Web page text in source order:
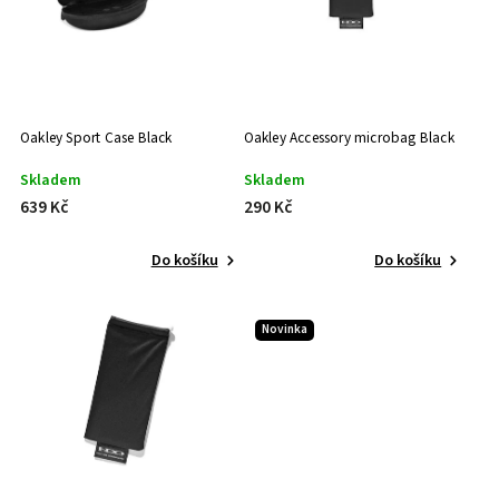
Oakley Sport Case Black
Skladem
639 Kč
Do košíku
Oakley Accessory microbag Black
Skladem
290 Kč
Do košíku
Novinka